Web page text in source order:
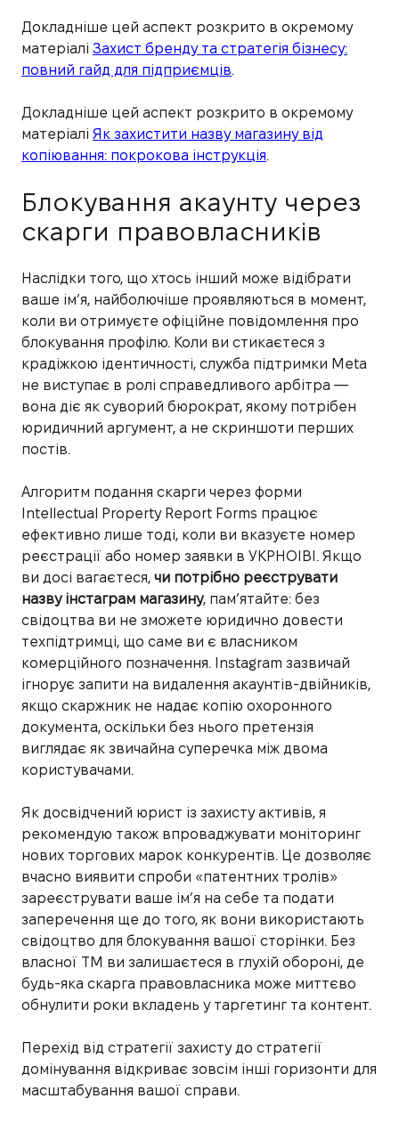
Докладніше цей аспект розкрито в окремому
матеріалі Захист бренду та стратегія бізнесу:
повний гайд для підприємців.
Докладніше цей аспект розкрито в окремому
матеріалі Як захистити назву магазину від
копіювання: покрокова інструкція.
Блокування акаунту через
скарги правовласників
Наслідки того, що хтось інший може відібрати
ваше ім’я, найболючіше проявляються в момент,
коли ви отримуєте офіційне повідомлення про
блокування профілю. Коли ви стикаєтеся з
крадіжкою ідентичності, служба підтримки Meta
не виступає в ролі справедливого арбітра —
вона діє як суворий бюрократ, якому потрібен
юридичний аргумент, а не скриншоти перших
постів.
Алгоритм подання скарги через форми
Intellectual Property Report Forms працює
ефективно лише тоді, коли ви вказуєте номер
реєстрації або номер заявки в УКРНОІВІ. Якщо
ви досі вагаєтеся, чи потрібно реєструвати
назву інстаграм магазину, пам’ятайте: без
свідоцтва ви не зможете юридично довести
техпідтримці, що саме ви є власником
комерційного позначення. Instagram зазвичай
ігнорує запити на видалення акаунтів-двійників,
якщо скаржник не надає копію охоронного
документа, оскільки без нього претензія
виглядає як звичайна суперечка між двома
користувачами.
Як досвідчений юрист із захисту активів, я
рекомендую також впроваджувати моніторинг
нових торгових марок конкурентів. Це дозволяє
вчасно виявити спроби «патентних тролів»
зареєструвати ваше ім’я на себе та подати
заперечення ще до того, як вони використають
свідоцтво для блокування вашої сторінки. Без
власної ТМ ви залишаєтеся в глухій обороні, де
будь-яка скарга правовласника може миттєво
обнулити роки вкладень у таргетинг та контент.
Перехід від стратегії захисту до стратегії
домінування відкриває зовсім інші горизонти для
масштабування вашої справи.